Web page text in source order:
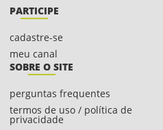
PARTICIPE
cadastre-se
meu canal
SOBRE O SITE
perguntas frequentes
termos de uso / política de
privacidade